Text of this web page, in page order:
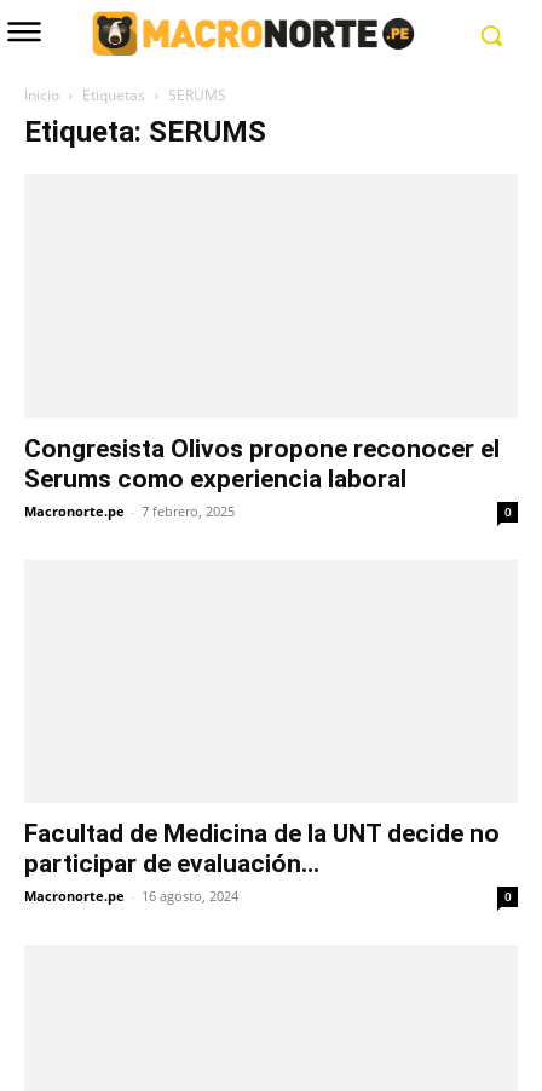
Inicio Etiquetas SERUMS
Etiqueta: SERUMS
Congresista Olivos propone reconocer el
Serums como experiencia laboral
Macronorte.pe - 7 febrero, 2025 0
Facultad de Medicina de la UNT decide no
participar de evaluación...
Macronorte.pe - 16 agosto, 2024 0